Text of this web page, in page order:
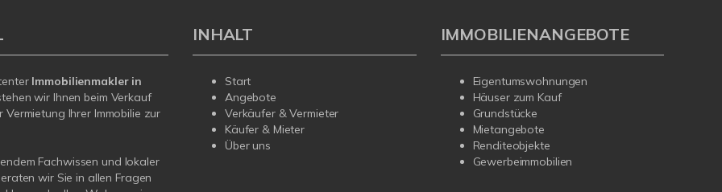
Immobilienmakler in
wir Ihnen beim Verkauf
Vermietung Ihrer Immobilie zur
Fachwissen und lokaler
wir Sie in allen Fragen
INHALT
Start
Angebote
Verkäufer & Vermieter
Käufer & Mieter
Über uns
IMMOBILIENANGEBOTE
Eigentumswohnungen
Häuser zum Kauf
Grundstücke
Mietangebote
Renditeobjekte
Gewerbeimmobilien